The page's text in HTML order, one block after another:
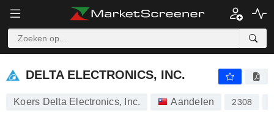
DELTA ELECTRONICS, INC.
Koers Delta Electronics, Inc. Aandelen 2308